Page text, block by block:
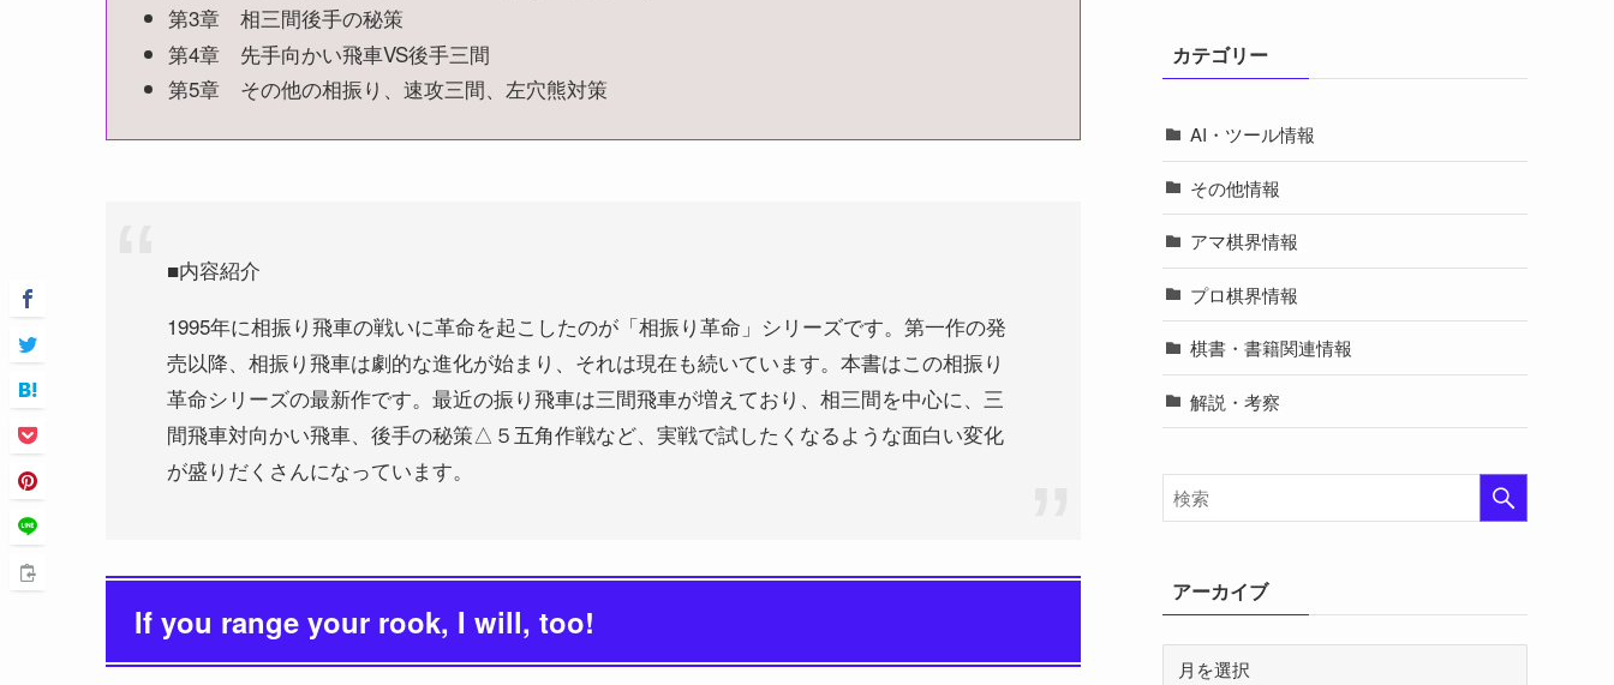
第3章 相三間後手の秘策
第4章 先手向かい飛車VS後手三間
第5章 その他の相振り、速攻三間、左穴熊対策
■内容紹介
1995年に相振り飛車の戦いに革命を起こしたのが「相振り革命」シリーズです。第一作の発
売以降、相振り飛車は劇的な進化が始まり、それは現在も続いています。本書はこの相振り
革命シリーズの最新作です。最近の振り飛車は三間飛車が増えており、相三間を中心に、三
間飛車対向かい飛車、後手の秘策△５五角作戦など、実戦で試したくなるような面白い変化
が盛りだくさんになっています。
If you range your rook, I will, too!
カテゴリー
AI・ツール情報
その他情報
アマ棋界情報
プロ棋界情報
棋書・書籍関連情報
解説・考察
アーカイブ